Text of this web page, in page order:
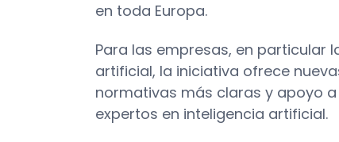
en toda Europa.
Para las empresas, en particular
artificial, la iniciativa ofrece
normativas más claras y apoyo
expertos en inteligencia artificial.